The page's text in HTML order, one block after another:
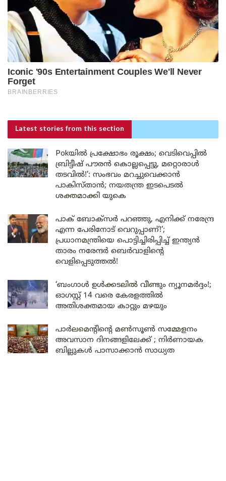
Latest stories from this section
Pokയിൽ പ്രക്ഷോഭം രൂക്ഷം; വെടിവെപ്പിൽ
ബ്രിട്ടീഷ് പൗരൻ കൊല്ലപ്പെട്ടു, മറ്റൊരാൾ
തടവിൽ!’: സംഭവം മറച്ചുവെക്കാൻ
പാകിസ്താൻ; നയതന്ത്ര ഇടപെടൽ
ശക്തമാക്കി യുകെ
പാക് ബോക്സർ പറഞ്ഞു, എനിക്ക് നരേന്ദ്ര
എന്ന പേരിനോട് വെറുപ്പാണ്!’;
പ്രധാനമന്ത്രിയെ പൊട്ടിച്ചിരിപ്പിച്ച് ഇന്ത്യൻ
താരം നരേന്ദർ ബെർവാളിന്റെ
വെളിപ്പെടുത്തൽ!
‘ബംഗാൾ ഉൾക്കടലിൽ വീണ്ടും ന്യൂനമർദ്ദം!;
ഓഗസ്റ്റ് 14 വരെ കേരളത്തിൽ
അതിശക്തമായ കാറ്റും മഴയും
പാർലമെന്റിന്റെ മൺസൂൺ സമ്മേളനം
അവസാന ദിനങ്ങളിലേക്ക് ; നിർണായക
ബില്ലുകൾ പാസാക്കാൻ സാധ്യത